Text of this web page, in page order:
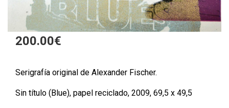
200.00€
Serigrafía original de Alexander Fischer.
Sin título (Blue), papel reciclado, 2009, 69,5 x 49,5